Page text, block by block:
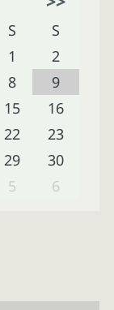
S
S
1
2
8
9
15
16
22
23
29
30
5 6